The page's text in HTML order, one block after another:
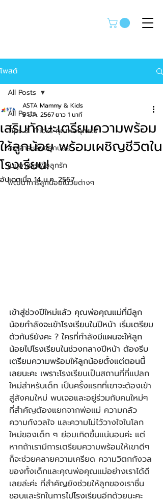
โพสต์
All Posts
Tips & Tricks คุณพ่อคุณแม่
สรรสาระเรื่องลูกน้อย
เมนูอาหารเพื่อลูกรัก
พัฒนาการลูกน้อยในวัยต่างๆ
All Posts
เสริมทักษะเตรียมความพร้อม
ให้ลูกน้อย พร้อมเผชิญชีวิตใน
โรงเรียน!
ASTA Mammy & Kids
5 ม.ค. 2567ยาว 1 นาที
อัปเดตเมื่อ14 ม.ค. 2567
เข้าสู่ช่วงปีใหม่แล้ว คุณพ่อคุณแม่ที่มีลูก
น้อยกำลังจะเข้าโรงเรียนในปีหน้า เริ่มเตรียม
ตัวกันรึยังคะ ? ใครที่กำลังมีแผนจะให้ลูก
น้อยไปโรงเรียนในช่วงกลางปีหน้า ต้องรีบ
เตรียมความพร้อมให้ลูกน้อยตั้งแต่ตอนนี้
เลยนะคะ เพราะโรงเรียนเป็นสถานที่ที่แปลก
ใหม่สำหรับเด็ก เป็นครั้งแรกที่เขาจะต้องเข้า
สู่สังคมใหม่ พบเจอและอยู่ร่วมกับคนใหม่ๆ
ที่สำคัญต้องแยกจากพ่อแม่ ความกลัว
ความกังวลใจ และความไม่ไว้วางใจในโลก
ใหม่ของเด็ก ๆ ย่อมเกิดขึ้นแน่นอนค่ะ แต่
หากถ้าเรามีการเตรียมความพร้อมให้เขาดีๆ
ก็จะช่วยคลายความเครียด ความวิตกกังวล
ของทั้งเด็กและคุณพ่อคุณแม่อย่างเราได้ดี
เลยล่ะค่ะ ที่สำคัญยังช่วยให้ลูกของเราชื่น
ชอบและรักในการไปโรงเรียนอีกด้วยนะคะ